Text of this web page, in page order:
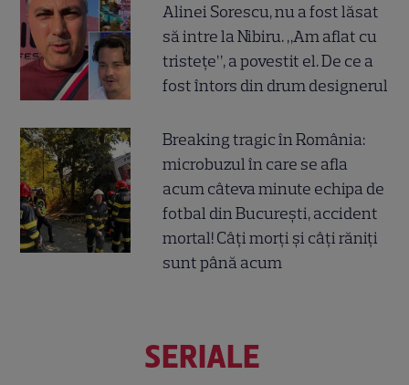
Alinei Sorescu, nu a fost lăsat
să intre la Nibiru. „Am aflat cu
tristețe”, a povestit el. De ce a
fost întors din drum designerul
Breaking tragic în România:
microbuzul în care se afla
acum câteva minute echipa de
fotbal din București, accident
mortal! Câți morți și câți răniți
sunt până acum
SERIALE